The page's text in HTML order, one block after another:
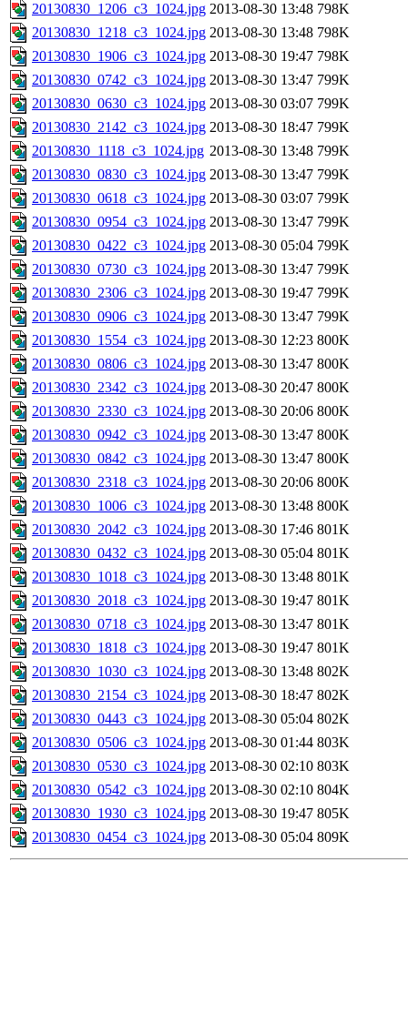
20130830_1206_c3_1024.jpg 2013-08-30 13:48 798K
20130830_1218_c3_1024.jpg 2013-08-30 13:48 798K
20130830_1906_c3_1024.jpg 2013-08-30 19:47 798K
20130830_0742_c3_1024.jpg 2013-08-30 13:47 799K
20130830_0630_c3_1024.jpg 2013-08-30 03:07 799K
20130830_2142_c3_1024.jpg 2013-08-30 18:47 799K
20130830_1118_c3_1024.jpg 2013-08-30 13:48 799K
20130830_0830_c3_1024.jpg 2013-08-30 13:47 799K
20130830_0618_c3_1024.jpg 2013-08-30 03:07 799K
20130830_0954_c3_1024.jpg 2013-08-30 13:47 799K
20130830_0422_c3_1024.jpg 2013-08-30 05:04 799K
20130830_0730_c3_1024.jpg 2013-08-30 13:47 799K
20130830_2306_c3_1024.jpg 2013-08-30 19:47 799K
20130830_0906_c3_1024.jpg 2013-08-30 13:47 799K
20130830_1554_c3_1024.jpg 2013-08-30 12:23 800K
20130830_0806_c3_1024.jpg 2013-08-30 13:47 800K
20130830_2342_c3_1024.jpg 2013-08-30 20:47 800K
20130830_2330_c3_1024.jpg 2013-08-30 20:06 800K
20130830_0942_c3_1024.jpg 2013-08-30 13:47 800K
20130830_0842_c3_1024.jpg 2013-08-30 13:47 800K
20130830_2318_c3_1024.jpg 2013-08-30 20:06 800K
20130830_1006_c3_1024.jpg 2013-08-30 13:48 800K
20130830_2042_c3_1024.jpg 2013-08-30 17:46 801K
20130830_0432_c3_1024.jpg 2013-08-30 05:04 801K
20130830_1018_c3_1024.jpg 2013-08-30 13:48 801K
20130830_2018_c3_1024.jpg 2013-08-30 19:47 801K
20130830_0718_c3_1024.jpg 2013-08-30 13:47 801K
20130830_1818_c3_1024.jpg 2013-08-30 19:47 801K
20130830_1030_c3_1024.jpg 2013-08-30 13:48 802K
20130830_2154_c3_1024.jpg 2013-08-30 18:47 802K
20130830_0443_c3_1024.jpg 2013-08-30 05:04 802K
20130830_0506_c3_1024.jpg 2013-08-30 01:44 803K
20130830_0530_c3_1024.jpg 2013-08-30 02:10 803K
20130830_0542_c3_1024.jpg 2013-08-30 02:10 804K
20130830_1930_c3_1024.jpg 2013-08-30 19:47 805K
20130830_0454_c3_1024.jpg 2013-08-30 05:04 809K